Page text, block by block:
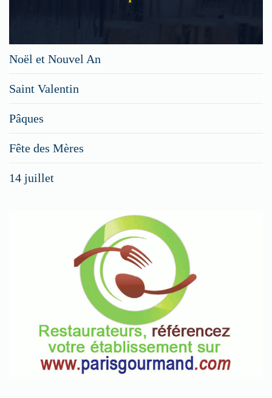
Noël et Nouvel An
Saint Valentin
Pâques
Fête des Mères
14 juillet